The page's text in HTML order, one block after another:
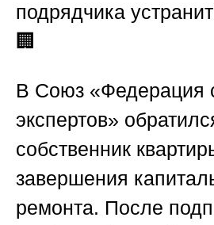
подрядчика
🏢
В Союз «Федерация
экспертов»
собственник
завершения
ремонта. После